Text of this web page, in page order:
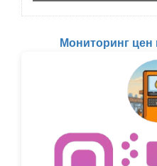
Мониторинг